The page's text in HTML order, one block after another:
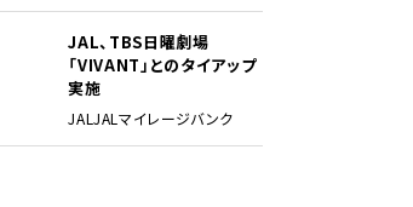
JAL、TBS日曜劇場
「VIVANT」とのタイアップ
実施
JALJALマイレージバンク